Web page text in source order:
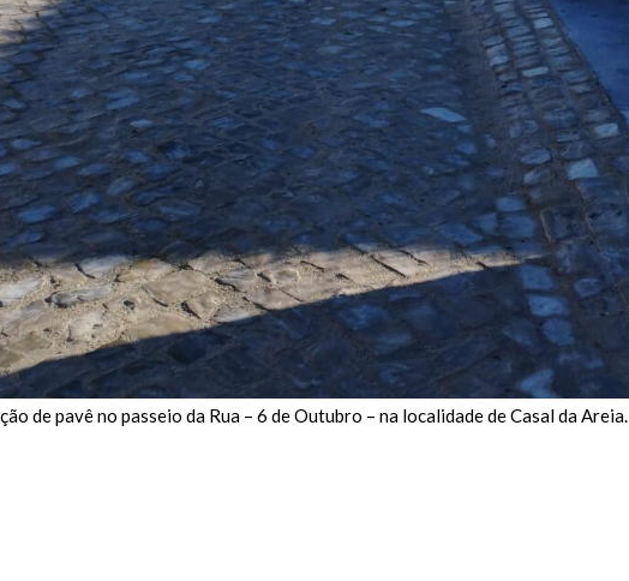
de pavê no passeio da Rua – 6 de Outubro – na localidade de Casal da Areia.